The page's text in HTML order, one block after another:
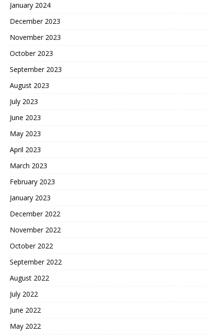
January 2024
December 2023
November 2023
October 2023
September 2023
August 2023
July 2023
June 2023
May 2023
April 2023
March 2023
February 2023
January 2023
December 2022
November 2022
October 2022
September 2022
August 2022
July 2022
June 2022
May 2022